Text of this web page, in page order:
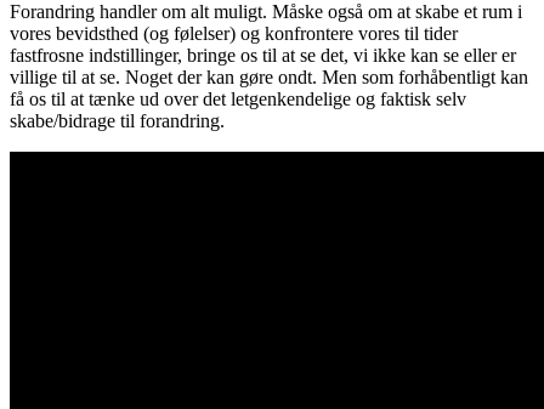
Forandring handler om alt muligt. Måske også om at skabe et rum i
vores bevidsthed (og følelser) og konfrontere vores til tider
fastfrosne indstillinger, bringe os til at se det, vi ikke kan se eller er
villige til at se. Noget der kan gøre ondt. Men som forhåbentligt kan
få os til at tænke ud over det letgenkendelige og faktisk selv
skabe/bidrage til forandring.